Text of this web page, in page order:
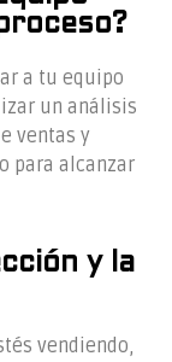
a tu equipo
un análisis
ventas y
para alcanzar
y la
vendiendo,